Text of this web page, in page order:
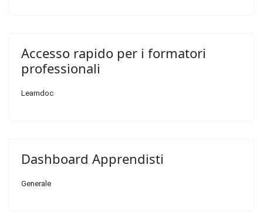
Accesso rapido per i formatori
professionali
Learndoc
Dashboard Apprendisti
Generale